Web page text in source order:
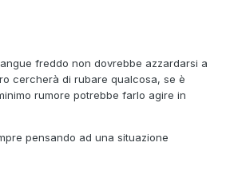
freddo non dovrebbe azzardarsi a
cercherà di rubare qualcosa, se è
rumore potrebbe farlo agire in
pensando ad una situazione